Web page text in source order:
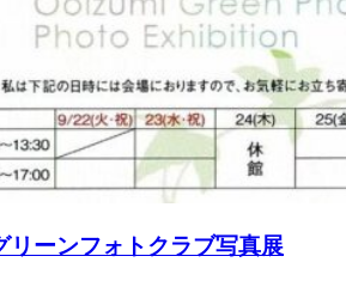
リーンフォトクラブ写真展